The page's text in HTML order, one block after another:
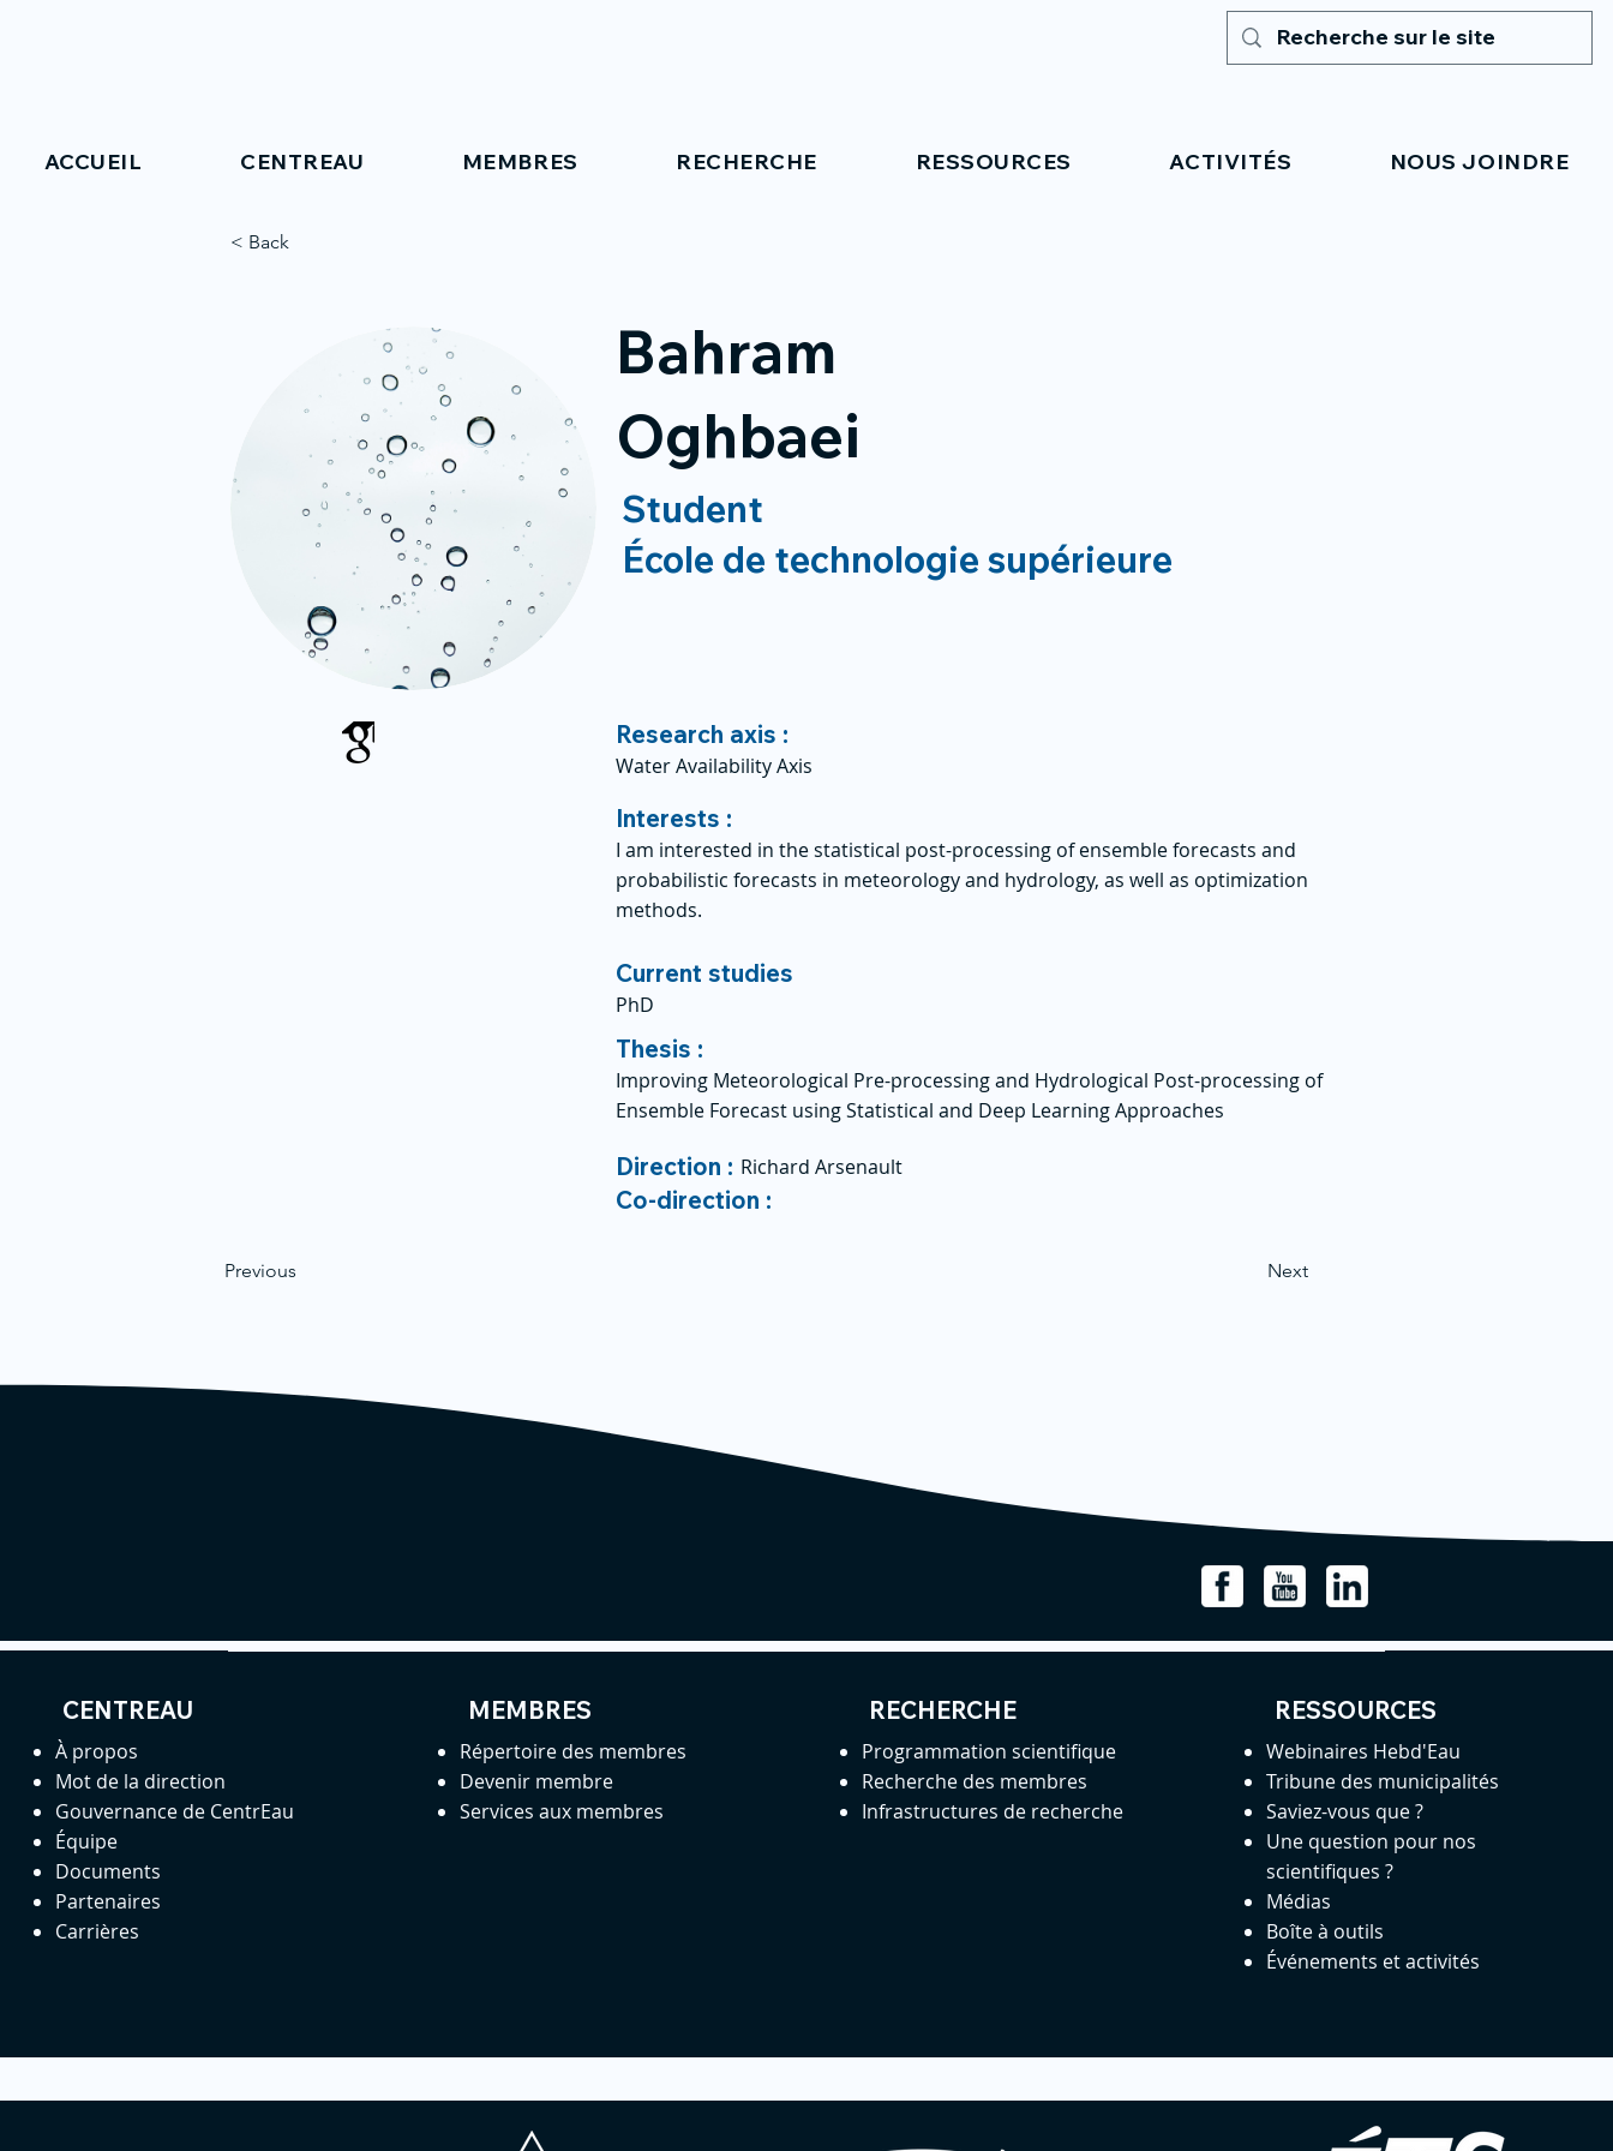
ACCUEIL CENTREAU MEMBRES RECHERCHE RESSOURCES ACTIVITÉS NOUS JOINDRE
< Back
Bahram
Oghbaei
Student
École de technologie supérieure
Research axis :
Water Availability Axis
Interests :
I am interested in the statistical post-processing of ensemble forecasts and
probabilistic forecasts in meteorology and hydrology, as well as optimization
methods.
Current studies
PhD
Thesis :
Improving Meteorological Pre-processing and Hydrological Post-processing of
Ensemble Forecast using Statistical and Deep Learning Approaches
Previous
Direction : Richard Arsenault
Co-direction :
Next
CENTREAU
À propos
Mot de la direction
Gouvernance de CentrEau
Équipe
Documents
Partenaires
Carrières
MEMBRES
Répertoire des membres
Devenir membre
Services aux membres
RECHERCHE
Programmation scientifique
Recherche des membres
Infrastructures de recherche
RESSOURCES
Webinaires Hebd'Eau
Tribune des municipalités
Saviez-vous que ?
Une question pour nos
scientifiques ?
Médias
Boîte à outils
Événements et activités